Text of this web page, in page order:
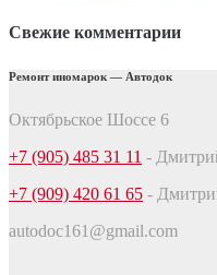
Свежие комментарии
Ремонт иномарок — Автодок
Октябрьское Шоссе 6
+7 (905) 485 31 11 -
+7 (909) 420 61 65 -
autodoc161@gmail.com